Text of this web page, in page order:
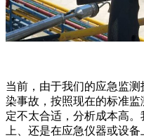
当前，由于我们的应急监
染事故，按照现在的标准
定不太合适，分析成本高
上、还是在应急仪器或设